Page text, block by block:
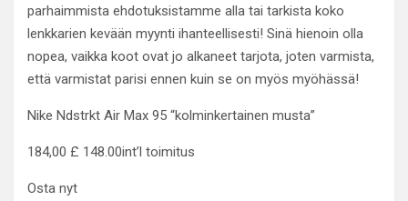
parhaimmista ehdotuksistamme alla tai tarkista koko
lenkkarien kevään myynti ihanteellisesti! Sinä hienoin olla
nopea, vaikka koot ovat jo alkaneet tarjota, joten varmista,
että varmistat parisi ennen kuin se on myös myöhässä!
Nike Ndstrkt Air Max 95 “kolminkertainen musta”
184,00 £ 148.00int’l toimitus
Osta nyt